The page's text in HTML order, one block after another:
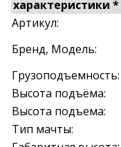
характеристики *
Артикул:
Бренд, Модель:
Грузоподъемность:
Высота подъёма:
Высота подъема:
Тип мачты: